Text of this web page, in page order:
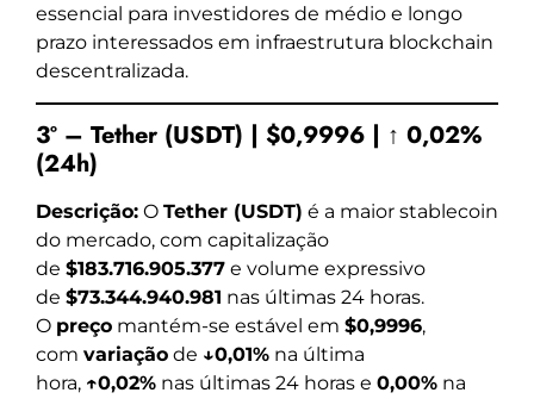
essencial para investidores de médio e longo
prazo interessados em infraestrutura blockchain
descentralizada.
3º – Tether (USDT) | $0,9996 | ↑ 0,02%
(24h)
Descrição: O Tether (USDT) é a maior stablecoin
do mercado, com capitalização
de $183.716.905.377 e volume expressivo
de $73.344.940.981 nas últimas 24 horas.
O preço mantém-se estável em $0,9996,
com variação de ↓0,01% na última
hora, ↑0,02% nas últimas 24 horas e 0,00% na